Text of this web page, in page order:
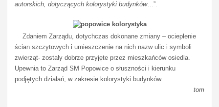
autorskich, dotyczących kolorystyki budynków…”.
Zdaniem Zarządu, dotychczas dokonane zmiany – ocieplenie
ścian szczytowych i umieszczenie na nich nazw ulic i symboli
zwierząt- zostały dobrze przyjęte przez mieszkańców osiedla.
Upewnia to Zarząd SM Popowice o słuszności i kierunku
podjętych działań, w zakresie kolorystyki budynków.
tom